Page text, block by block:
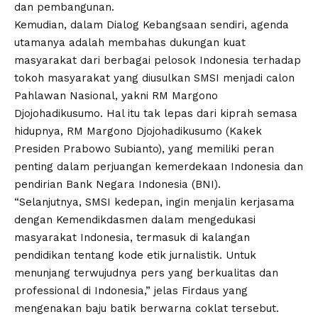
dan pembangunan.
Kemudian, dalam Dialog Kebangsaan sendiri, agenda
utamanya adalah membahas dukungan kuat
masyarakat dari berbagai pelosok Indonesia terhadap
tokoh masyarakat yang diusulkan SMSI menjadi calon
Pahlawan Nasional, yakni RM Margono
Djojohadikusumo. Hal itu tak lepas dari kiprah semasa
hidupnya, RM Margono Djojohadikusumo (Kakek
Presiden Prabowo Subianto), yang memiliki peran
penting dalam perjuangan kemerdekaan Indonesia dan
pendirian Bank Negara Indonesia (BNI).
“Selanjutnya, SMSI kedepan, ingin menjalin kerjasama
dengan Kemendikdasmen dalam mengedukasi
masyarakat Indonesia, termasuk di kalangan
pendidikan tentang kode etik jurnalistik. Untuk
menunjang terwujudnya pers yang berkualitas dan
professional di Indonesia,” jelas Firdaus yang
mengenakan baju batik berwarna coklat tersebut.